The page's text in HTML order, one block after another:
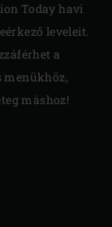
Today havi
leveleit.
a
menükhöz,
máshoz!